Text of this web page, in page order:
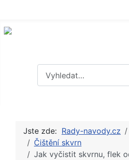
Jste zde: Rady-navody.cz
Čištění skvrn
Jak vyčistit skvrnu, flek